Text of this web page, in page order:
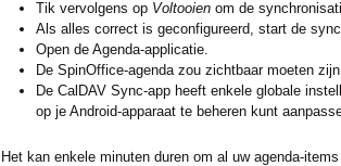
Tik vervolgens op Voltooien om de
Als alles correct is geconfigureerd, start de
Open de Agenda-applicatie.
De SpinOffice-agenda zou zichtbaar moeten
De CalDAV Sync-app heeft enkele globale
op je Android-apparaat te beheren kunt
Het kan enkele minuten duren om al uw agenda-